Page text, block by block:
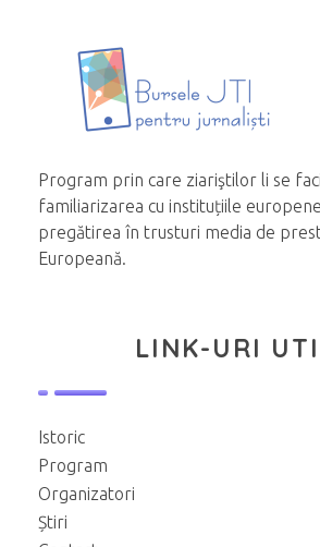
Program prin care ziariştilor li se
familiarizarea cu instituțiile
pregătirea în trusturi media de
Europeană.
LINK-URI
Istoric
Program
Organizatori
Știri